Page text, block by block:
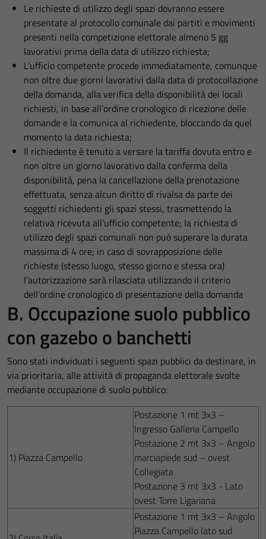
Le richieste di utilizzo degli spazi dovranno essere
presentate al protocollo comunale dai partiti e movimenti
presenti nella competizione elettorale almeno 5 gg
lavorativi prima della data di utilizzo richiesta;
L’ufficio competente procede immediatamente, comunque
non oltre due giorni lavorativi dalla data di protocollazione
della domanda, alla verifica della disponibilità dei locali
richiesti, in base all’ordine cronologico di ricezione delle
domande e la comunica al richiedente, bloccando da quel
momento la data richiesta;
Il richiedente è tenuto a versare la tariffa dovuta entro e
non oltre un giorno lavorativo dalla conferma della
disponibilità, pena la cancellazione della prenotazione
effettuata, senza alcun diritto di rivalsa da parte dei
soggetti richiedenti gli spazi stessi, trasmettendo la
relativa ricevuta all’ufficio competente; la richiesta di
utilizzo degli spazi comunali non può superare la durata
massima di 4 ore; in caso di sovrapposizione delle
richieste (stesso luogo, stesso giorno e stessa ora)
l’autorizzazione sarà rilasciata utilizzando il criterio
dell’ordine cronologico di presentazione della domanda
B. Occupazione suolo pubblico
con gazebo o banchetti
Sono stati individuati i seguenti spazi pubblici da destinare, in
via prioritaria, alle attività di propaganda elettorale svolte
mediante occupazione di suolo pubblico:
1) Piazza Campello
Postazione 1 mt 3x3 –
Ingresso Galleria Campello
Postazione 2 mt 3x3 – Angolo
marciapiede sud – ovest
Collegiata
Postazione 3 mt 3x3 - Lato
ovest Torre Ligariana
Postazione 1 mt 3x3 – Angolo
Piazza Campello lato sud